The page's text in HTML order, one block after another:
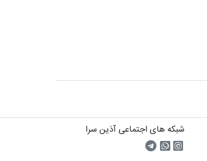
شبکه های اجتماعی آذین سرا
صفحه اینستاگرام
تماس با واتس اپ
کانال تلگرام